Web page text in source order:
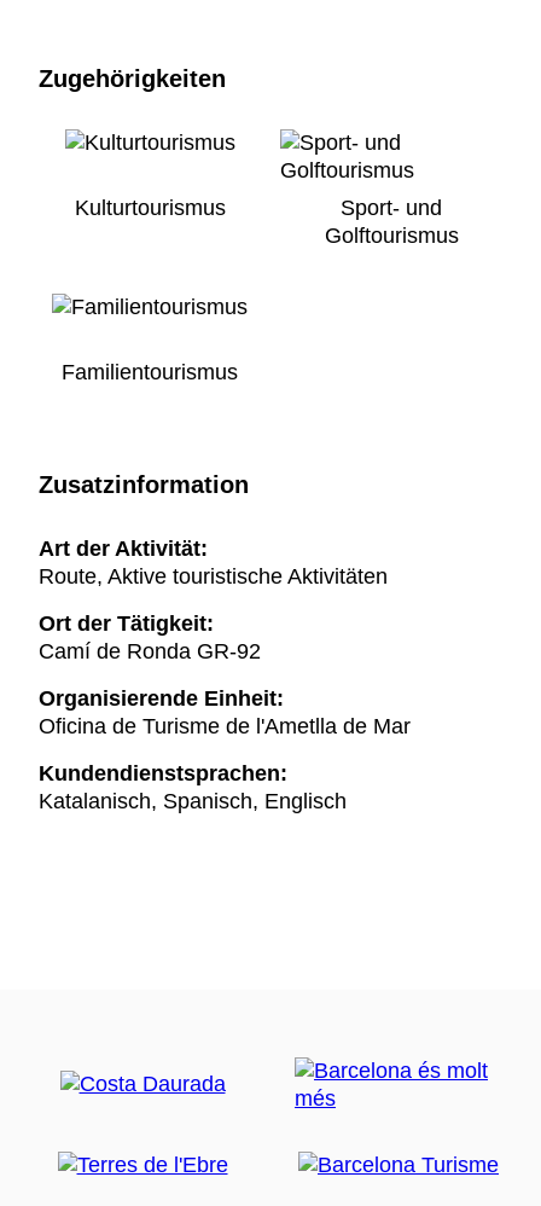
Zugehörigkeiten
Kulturtourismus
Sport- und
Golftourismus
Familientourismus
Zusatzinformation
Art der Aktivität:
Route, Aktive touristische Aktivitäten
Ort der Tätigkeit:
Camí de Ronda GR-92
Organisierende Einheit:
Oficina de Turisme de l'Ametlla de Mar
Kundendienstsprachen:
Katalanisch, Spanisch, Englisch